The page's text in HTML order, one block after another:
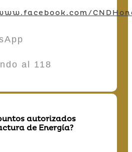
al 118
autorizados
de Energía?